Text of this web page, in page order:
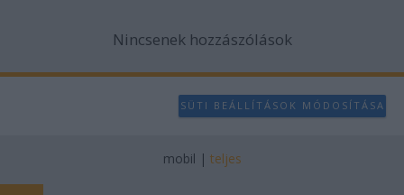
Nincsenek hozzászólások
SÜTI BEÁLLÍTÁSOK MÓDOSÍTÁSA
mobil | teljes